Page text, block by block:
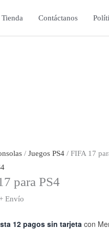
Tienda Contáctanos
/ Juegos PS4 / FIFA 17
para PS4
Envío
12 pagos sin tarjetacon